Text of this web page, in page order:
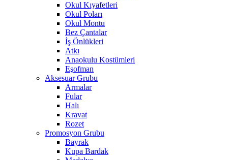
Okul Kıyafetleri
Okul Poları
Okul Montu
Bez Çantalar
İş Önlükleri
Atkı
Anaokulu Kostümleri
Eşofman
Aksesuar Grubu
Armalar
Fular
Halı
Kravat
Rozet
Promosyon Grubu
Bayrak
Kupa Bardak